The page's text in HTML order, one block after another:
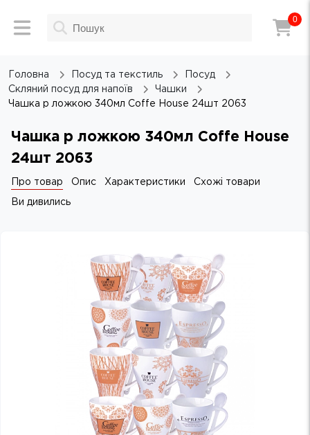
0
Головна Посуд та текстиль
Посуд
Скляний посуд для напоїв
Чашки
Чашка p ложкою 340мл Coffe House 24шт 2063
Чашка p ложкою 340мл Coffe House
24шт 2063
Про товар Опис Характеристики Схожі товари
Ви дивились